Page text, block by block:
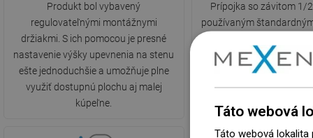
Produkt bol vybavený
regulovateľnými montážnymi
držiakmi. S ich pomocou je presné
nastavenie výšky upevnenia na stenu
ešte jednoduchšie a umožňuje plne
využiť dostupnú plochu aj malej
kúpeľne.
Prípojka so závitom 1/
používaným
tomu je pripojenie a
prvkov sprchy oveľa
intuitívnejšie.
Táto webová
Táto webová lokalita